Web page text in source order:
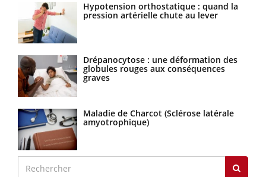
Hypotension orthostatique : quand la
pression artérielle chute au lever
Drépanocytose : une déformation des
globules rouges aux conséquences
graves
Maladie de Charcot (Sclérose latérale
amyotrophique)